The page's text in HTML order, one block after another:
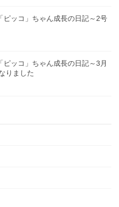
ピッコ」ちゃん成長の日記～2号
ピッコ」ちゃん成長の日記～3月
りました